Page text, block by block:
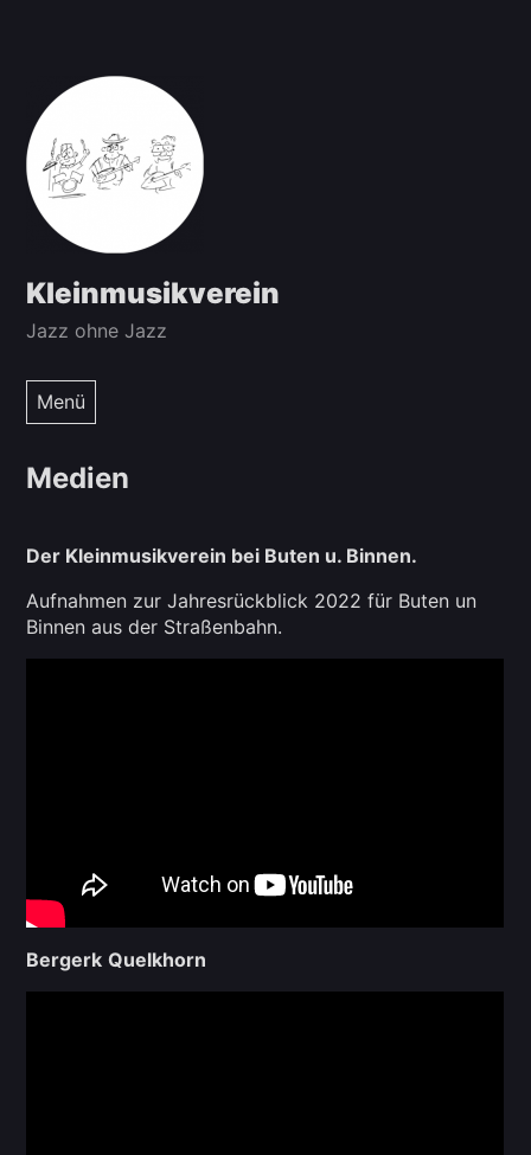
Inhalt
springen
Kleinmusikverein
Jazz ohne Jazz
Menü
Medien
Der Kleinmusikverein bei Buten u. Binnen.
Aufnahmen zur Jahresrückblick 2022 für Buten un
Binnen aus der Straßenbahn.
Bergerk Quelkhorn